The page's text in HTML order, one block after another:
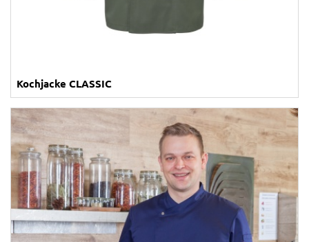
Kochjacke CLASSIC